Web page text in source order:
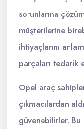
sorunlarına
müşterilerine
ihtiyaçlarını
parçaları tedarik
Opel araç
çıkmacılardan
güvenebilirler. Bu